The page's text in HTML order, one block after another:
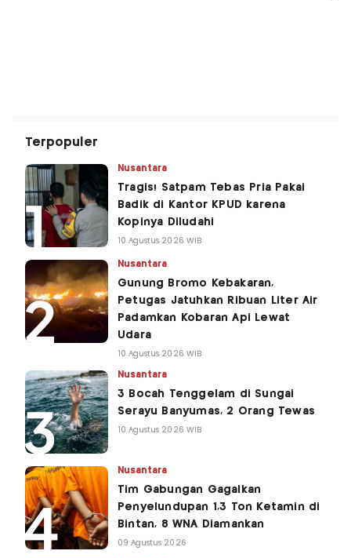
Terpopuler
Nusantara
Tragis! Satpam Tebas Pria Pakai
Badik di Kantor KPUD karena
Kopinya Diludahi
10 Agustus 2026 WIB
Nusantara
Gunung Bromo Kebakaran,
Petugas Jatuhkan Ribuan Liter Air
Padamkan Kobaran Api Lewat
Udara
10 Agustus 2026 WIB
Nusantara
3 Bocah Tenggelam di Sungai
Serayu Banyumas, 2 Orang Tewas
10 Agustus 2026 WIB
Nusantara
Tim Gabungan Gagalkan
Penyelundupan 1,3 Ton Ketamin di
Bintan, 8 WNA Diamankan
09 Agustus 2026